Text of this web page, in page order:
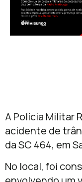
A Polícia Militar
acidente de
da SC 464, em
No local, foi